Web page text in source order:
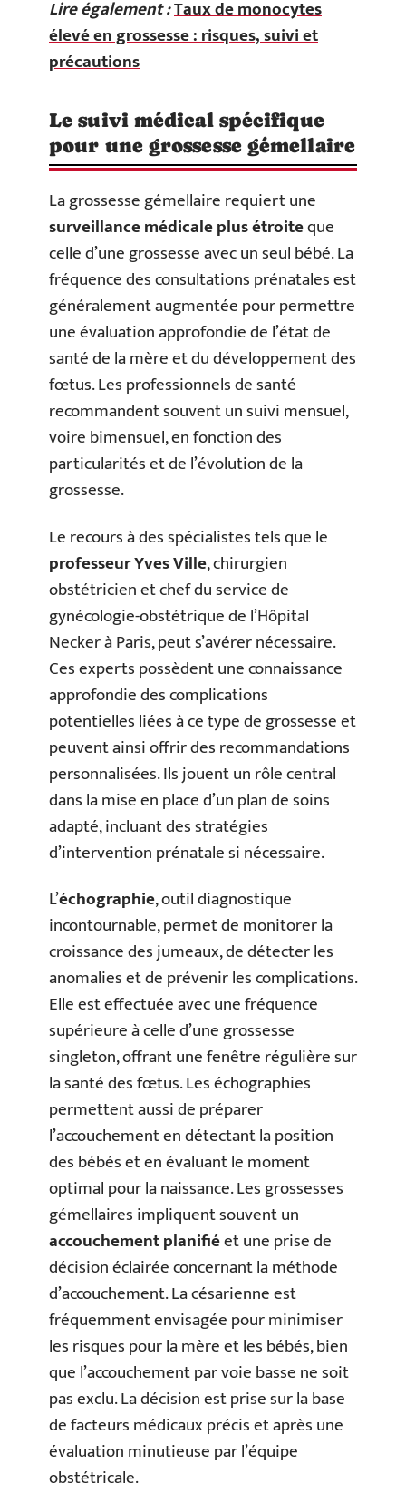
Lire également :Taux de monocytes
élevé en grossesse : risques, suivi et
précautions
Le suivi médical spécifique
pour une grossesse gémellaire
La grossesse gémellaire requiert une
surveillance médicale plus étroiteque
celle d’une grossesse avec un seul bébé. La
fréquence des consultations prénatales est
généralement augmentée pour permettre
une évaluation approfondie de l’état de
santé de la mère et du développement des
fœtus. Les professionnels de santé
recommandent souvent un suivi mensuel,
voire bimensuel, en fonction des
particularités et de l’évolution de la
grossesse.
Le recours à des spécialistes tels que le
professeur Yves Ville, chirurgien
obstétricien et chef du service de
gynécologie-obstétrique de l’Hôpital
Necker à Paris, peut s’avérer nécessaire.
Ces experts possèdent une connaissance
approfondie des complications
potentielles liées à ce type de grossesse et
peuvent ainsi offrir des recommandations
personnalisées. Ils jouent un rôle central
dans la mise en place d’un plan de soins
adapté, incluant des stratégies
d’intervention prénatale si nécessaire.
L’échographie, outil diagnostique
incontournable, permet de monitorer la
croissance des jumeaux, de détecter les
anomalies et de prévenir les complications.
Elle est effectuée avec une fréquence
supérieure à celle d’une grossesse
singleton, offrant une fenêtre régulière sur
la santé des fœtus. Les échographies
permettent aussi de préparer
l’accouchement en détectant la position
des bébés et en évaluant le moment
optimal pour la naissance. Les grossesses
gémellaires impliquent souvent un
accouchement planifiéet une prise de
décision éclairée concernant la méthode
d’accouchement. La césarienne est
fréquemment envisagée pour minimiser
les risques pour la mère et les bébés, bien
que l’accouchement par voie basse ne soit
pas exclu. La décision est prise sur la base
de facteurs médicaux précis et après une
évaluation minutieuse par l’équipe
obstétricale.